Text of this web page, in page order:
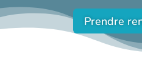
Prendre